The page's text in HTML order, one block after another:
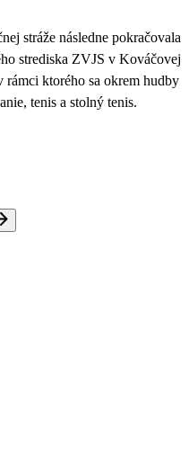
stráže následne pokračovala
strediska ZVJS v Kováčovej
ktorého sa okrem hudby
tenis a stolný tenis.